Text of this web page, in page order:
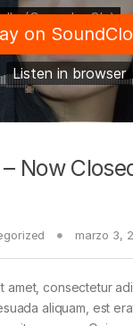
Now
marzo 3,
amet, consectetur
aliquam, est